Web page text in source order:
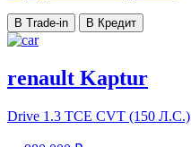
В Trade-in В Кредит
renault Kaptur
Drive 1.3 TCE CVT (150 Л.С.)